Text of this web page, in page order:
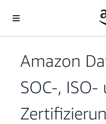
Überspringen zum Hauptinhalt
Amazon
SOC-, ISO-